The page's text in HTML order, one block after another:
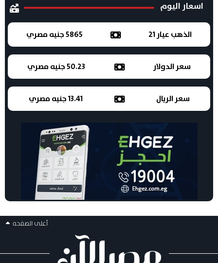
اسعار اليوم
الذهب عيار 21 5865 جنيه مصري
سعر الدولار 50.23 جنيه مصري
سعر الريال 13.41 جنيه مصري
أعلى الصفحه